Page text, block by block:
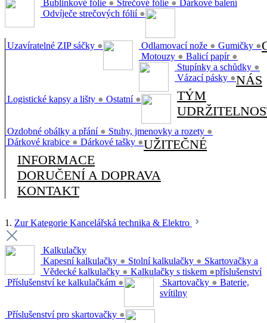
Bublinkové fólie ● Strečové fólie ●
Odvíječe strečových fólií ●
Uzavíratelné ZIP sáčky ● Odlamovací nože ● Gumičky ●
Motouzy ● Balicí papír ●
Stupínky a schůdky ●
Vázací pásky ●
Logistické kapsy a lišty ● Ostatní ●
Dárkové balení
Ozdobné obálky a přání ● Stuhy, jmenovky a rozety ●
Dárkové krabice ● Dárkové tašky ●
NÁS
TÝM
UŽITEČNÉ
INFORMACE
DORUČENÍ A DOPRAVA
KONTAKT
1. Zur Kategorie Kancelářská technika & Elektro
Kalkulačky
Kapesní kalkulačky ● Stolní kalkulačky ●
Vědecké kalkulačky ● Kalkulačky s tiskem ●
Příslušenství ke kalkulačkám ●
Skartovačky a
příslušenství
Skartovačky ●
Příslušenství pro skartovačky ●
Baterie,
svítilny